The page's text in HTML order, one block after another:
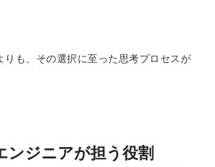
も、 その選択に至った思考プロセスが
ンジニアが担う役割